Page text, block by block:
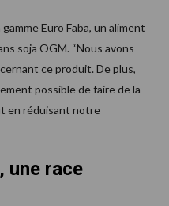
Euro Faba, un aliment
soja OGM. “Nous avons
ce produit. De plus,
possible de faire de la
en réduisant notre
une race